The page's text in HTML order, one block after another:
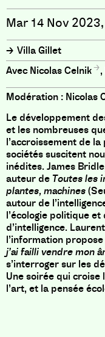
Mar 14 Nov
Villa Gillet
Nicolas Celnik
,
Modération : Nicolas
Le développement
et les nombreuses
l’accroissement de
sociétés suscitent
inédites. James
auteur de Toutes les
plantes, machines
autour de
l’écologie politique
d’intelligence.
l’information
j’ai failli vendre mon
s’interroger sur les
Une soirée qui croise
l’art, et la pensée